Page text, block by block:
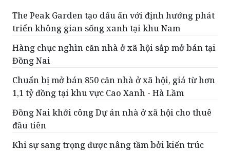
The Peak Garden tạo dấu ấn với định hướng phát
triển không gian sống xanh tại khu Nam
Hàng chục nghìn căn nhà ở xã hội sắp mở bán tại
Đồng Nai
Chuẩn bị mở bán 850 căn nhà ở xã hội, giá từ hơn
1,1 tỷ đồng tại khu vực Cao Xanh - Hà Lầm
Đồng Nai khởi công Dự án nhà ở xã hội cho thuê
đầu tiên
Khi sự sang trọng được nâng tầm bởi kiến trúc